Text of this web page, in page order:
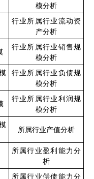
模分析
行业所属行业流动资
产分析
行业所属行业销售规
模分析
行业所属行业负债规
模分析
行业所属行业利润规
模分析
所属行业产值分析
所属行业盈利能力分
析
所属行业偿债能力分